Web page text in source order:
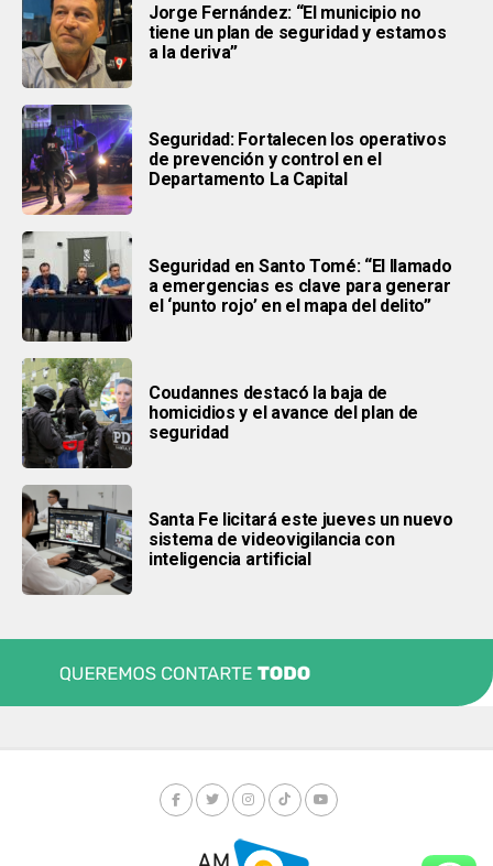
Jorge Fernández: “El municipio no
tiene un plan de seguridad y estamos
a la deriva”
Seguridad: Fortalecen los operativos
de prevención y control en el
Departamento La Capital
Seguridad en Santo Tomé: “El llamado
a emergencias es clave para generar
el ‘punto rojo’ en el mapa del delito”
Coudannes destacó la baja de
homicidios y el avance del plan de
seguridad
Santa Fe licitará este jueves un nuevo
sistema de videovigilancia con
inteligencia artificial